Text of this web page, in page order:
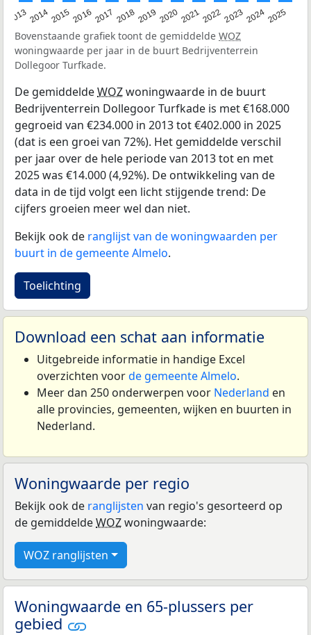
20132014201520162017 20182019 202020212022202320242025
Bovenstaande grafiek toont de gemiddelde WOZ
woningwaarde per jaar in de buurt Bedrijventerrein
Dollegoor Turfkade.
De gemiddeldeWOZwoningwaarde in de buurt
Bedrijventerrein Dollegoor Turfkade is met €168.000
gegroeid van €234.000 in 2013 tot €402.000 in 2025
(dat is een groei van 72%). Het gemiddelde verschil
per jaar over de hele periode van 2013 tot en met
2025 was €14.000 (4,92%). De ontwikkeling van de
data in de tijd volgt een licht stijgende trend: De
cijfers groeien meer wel dan niet.
Bekijk ook de ranglijst van de woningwaarden per
buurt in de gemeente Almelo.
Toelichting
Download een schat aan informatie
Uitgebreide informatie in handige Excel
overzichten voorde gemeente Almelo.
Meer dan 250 onderwerpen voor Nederland en
alle provincies, gemeenten, wijken en buurten in
Nederland.
Woningwaarde per regio
Bekijk ook de ranglijsten van regio's gesorteerd op
de gemiddeldeWOZwoningwaarde:
WOZ ranglijsten
Woningwaarde en 65-plussers per
gebied